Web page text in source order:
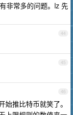
非常多的问题。lz 先
44
45
46
推比特币就笑了。